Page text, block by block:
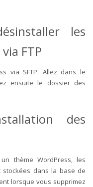
les
FTP
via SFTP. Allez dans le
ensuite le dossier des
des
thème WordPress, les
stockées dans la base de
lorsque vous supprimez